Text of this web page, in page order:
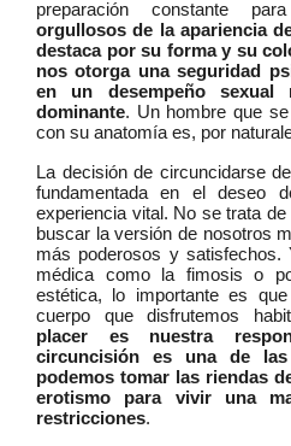
preparación constante
orgullosos de la apariencia
destaca por su forma y su
nos otorga una seguridad
en un desempeño sexual
dominante. Un hombre que
con su anatomía es, por
La decisión de circuncidarse
fundamentada en el deseo
experiencia vital. No se trata
buscar la versión de nosotros
más poderosos y satisfechos.
médica como la fimosis o
estética, lo importante es
cuerpo que disfrutemos
placer es nuestra
circuncisión es una de
podemos tomar las riendas
erotismo para vivir una
restricciones.